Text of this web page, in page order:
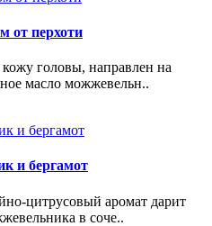
от перхоти
головы, направлен на
масло можжевельн..
и бергамот
цитрусовый аромат дарит
в соче..